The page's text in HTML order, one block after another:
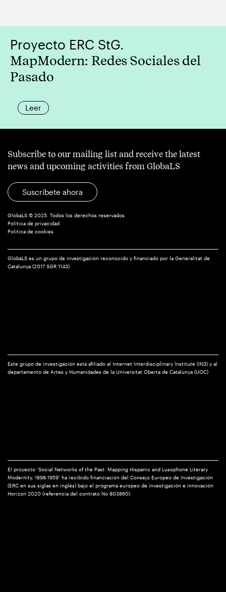
Proyecto ERC StG.
MapModern: Redes Sociales del
Pasado
Leer
Subscribe to our mailing list and receive the latest
news and upcoming activities from GlobaLS
Suscríbete ahora
GlobaLS © 2025. Todos los derechos reservados
Política de privacidad
Política de cookies
GlobaLS es un grupo de investigación reconocido y financiado por la Generalitat de
Catalunya (2017 SGR 1143)
Este grupo de investigación está afiliado al Internet Interdisciplinary Institute (IN3) y al
departamento de Artes y Humanidades de la Universitat Oberta de Catalunya (UOC)
El proyecto ‘Social Networks of the Past: Mapping Hispanic and Lusophone Literary
Modernity, 1898-1959’ ha recibido financiación del Consejo Europeo de Investigación
(ERC en sus siglas en inglés) bajo el programa europeo de investigación e innovación
Horizon 2020 (referencia del contrato No 803860)